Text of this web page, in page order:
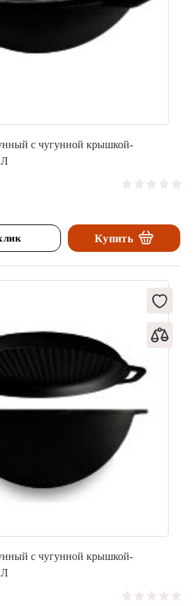
с чугунной крышкой-
Л
Купить
с чугунной крышкой-
Л